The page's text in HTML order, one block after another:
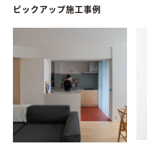
ピックアップ施工事例